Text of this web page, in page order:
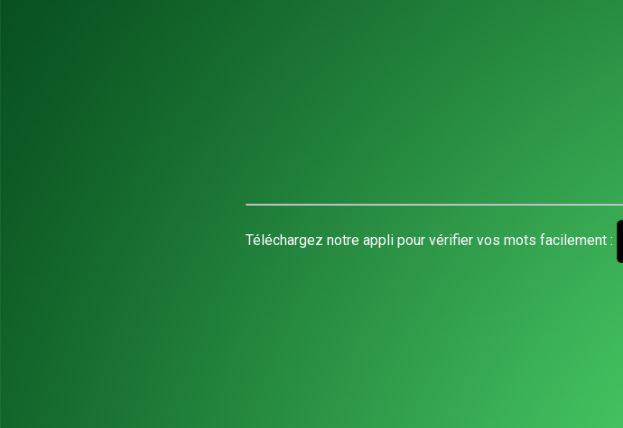
Téléchargez notre appli pour vérifier vos mots facilement :